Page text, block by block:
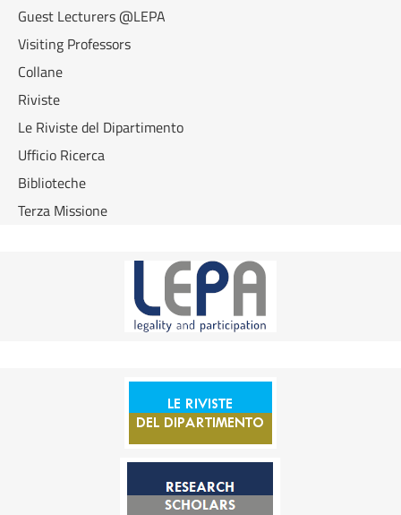
Guest Lecturers @LEPA
Visiting Professors
Collane
Riviste
Le Riviste del Dipartimento
Ufficio Ricerca
Biblioteche
Terza Missione